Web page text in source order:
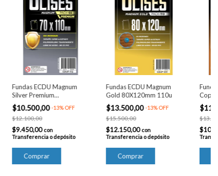
Fundas ECDU Magnum
Silver Premium
70X110mm 55u
$10.500,00-13%OFF
$12.100,00
$9.450,00con
Transferencia o depósito
Fundas ECDU Magnum
Gold 80X120mm 110u
$13.500,00-13%OFF
$15.500,00
$12.150,00con
Transferencia o depósito